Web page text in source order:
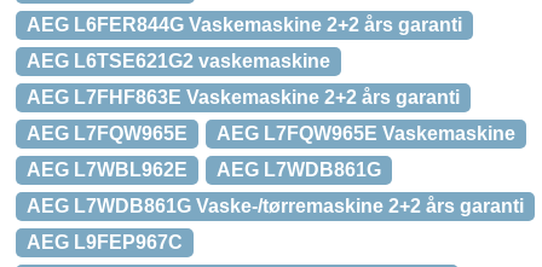
AEG L6FER844G Vaskemaskine 2+2 års garanti
AEG L6TSE621G2 vaskemaskine
AEG L7FHF863E Vaskemaskine 2+2 års garanti
AEG L7FQW965E
AEG L7FQW965E Vaskemaskine
AEG L7WBL962E
AEG L7WDB861G
AEG L7WDB861G Vaske-/tørremaskine 2+2 års garanti
AEG L9FEP967C